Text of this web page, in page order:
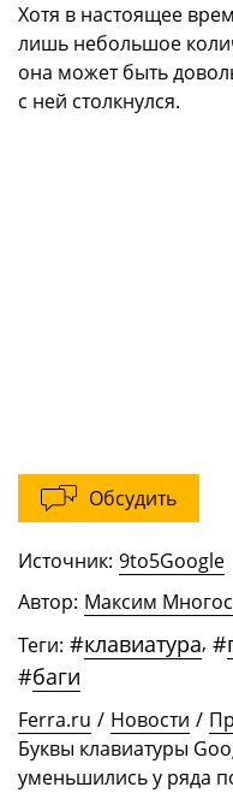
Хотя в настоящее
лишь небольшое
она может быть
с ней столкнулся.
Обсудить
Источник: 9to5Google
Автор: Максим
Теги: #клавиатура, #
#баги
Ferra.ru / Новости /
Буквы клавиатуры
уменьшились у ряда